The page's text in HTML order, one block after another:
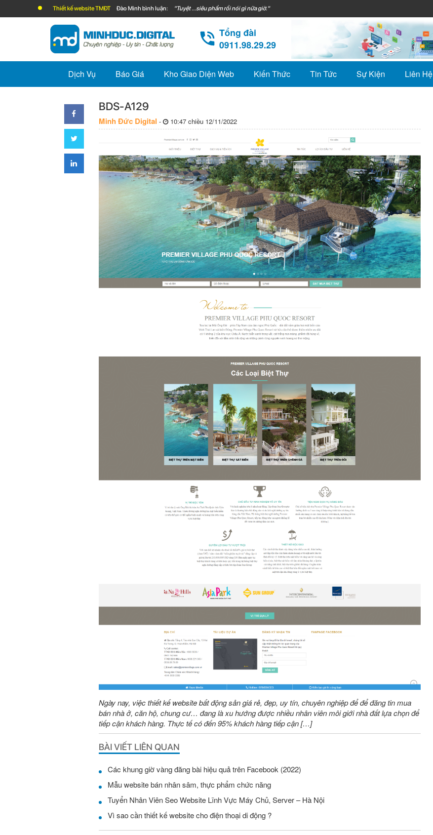
Thiết kế website TMĐT Đào Minh bình luận: "Tuyệt ...siêu phẩm rồi nói gì nữa giờ."
Tổng đài
0911.98.29.29
Dịch Vụ Báo Giá Kho Giao Diện Web Kiến Thức Tin Tức Sự Kiện Liên Hệ
BDS-A129
Minh Đức Digital - 10:47 chiều 12/11/2022
Ngày nay, việc thiết kế website bất động sản giá rẻ, đẹp, uy tín, chuyên nghiệp để để đăng tin mua
bán nhà ở, căn hộ, chung cư… đang là xu hướng được nhiều nhân viên môi giới nhà đất lựa chọn để
tiếp cận khách hàng. Thực tế có đến 95% khách hàng tiếp cận […]
BÀI VIẾT LIÊN QUAN
Các khung giờ vàng đăng bài hiệu quả trên Facebook (2022)
Mẫu website bán nhân sâm, thực phẩm chức năng
Tuyển Nhân Viên Seo Website Lĩnh Vực Máy Chủ, Server – Hà Nội
Vì sao cần thiết kế website cho điện thoại di động ?